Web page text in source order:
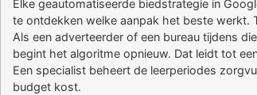
Elke geautomatiseerde biedstrategie in
te ontdekken welke aanpak het beste werkt.
Als een adverteerder of een bureau tijdens
begint het algoritme opnieuw. Dat leidt tot
Een specialist beheert de leerperiodes
budget kost.